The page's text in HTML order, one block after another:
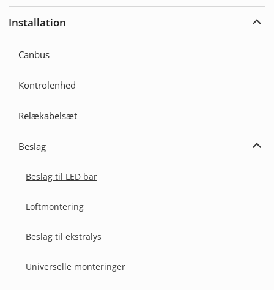
Installation
Canbus
Kontrolenhed
Relækabelsæt
Beslag
Beslag til LED bar
Loftmontering
Beslag til ekstralys
Universelle monteringer